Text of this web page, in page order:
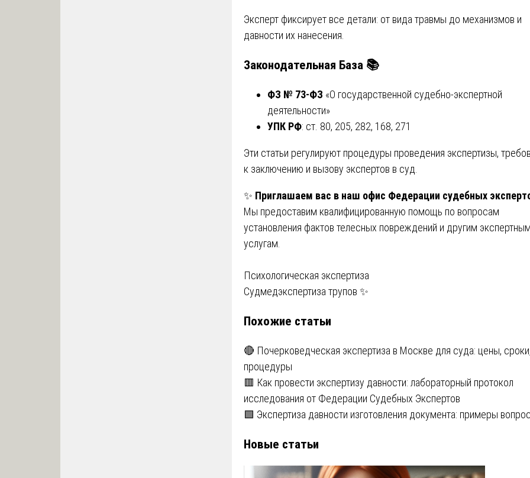
Эксперт фиксирует все детали: от вида травмы до механизмов и
давности их нанесения.
Законодательная База 📚
ФЗ № 73-ФЗ «О государственной судебно-экспертной
деятельности»
УПК РФ: ст. 80, 205, 282, 168, 271
Эти статьи регулируют процедуры проведения экспертизы,
к заключению и вызову экспертов в суд.
✨ Приглашаем вас в наш офис Федерации судебных
Мы предоставим квалифицированную помощь по вопросам
установления фактов телесных повреждений и другим
услугам.
Навигация
по
записям
Психологическая экспертиза
Судмедэкспертиза трупов ✨
Похожие статьи
🔴 Почерковедческая экспертиза в Москве для суда: цены,
процедуры
🟥 Как провести экспертизу давности: лабораторный протокол
исследования от Федерации Судебных Экспертов
🟩 Экспертиза давности изготовления документа: примеры
Новые статьи